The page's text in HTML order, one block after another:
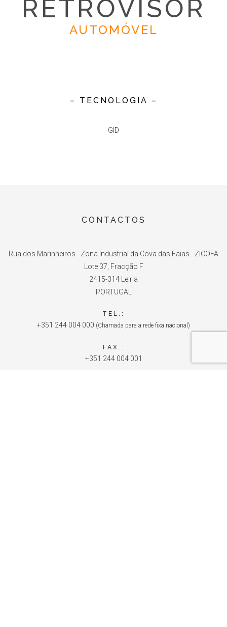
RETROVISOR
AUTOMÓVEL
– TECNOLOGIA –
GID
CONTACTOS
Rua dos Marinheiros - Zona Industrial da Cova das Faias - ZICOFA
Lote 37, Fracção F
2415-314 Leiria
PORTUGAL
TEL.:
+351 244 004 000 (Chamada para a rede fixa nacional)
FAX.:
+351 244 004 001